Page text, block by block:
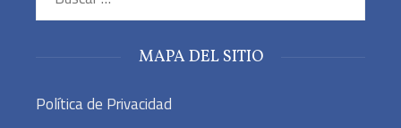
MAPA DEL SITIO
Política de Privacidad